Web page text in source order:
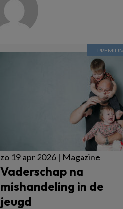
zo 19 apr 2026 | Magazine
Vaderschap na
mishandeling in de
jeugd